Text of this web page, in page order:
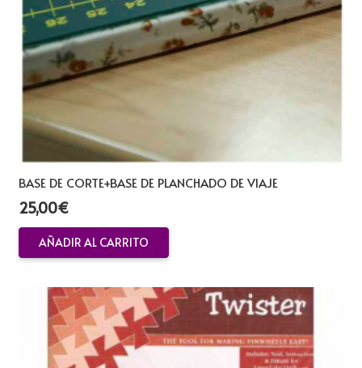
BASE DE CORTE+BASE DE PLANCHADO DE VIAJE
25,00€
AÑADIR AL CARRITO